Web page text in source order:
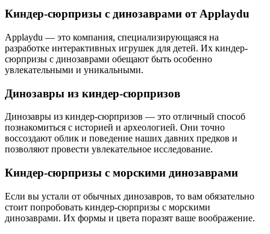
Киндер-сюрпризы с динозаврами от Applaydu
Applaydu — это компания, специализирующаяся на
разработке интерактивных игрушек для детей. Их киндер-
сюрпризы с динозаврами обещают быть особенно
увлекательными и уникальными.
Динозавры из киндер-сюрпризов
Динозавры из киндер-сюрпризов — это отличный способ
познакомиться с историей и археологией. Они точно
воссоздают облик и поведение наших давних предков и
позволяют провести увлекательное исследование.
Киндер-сюрпризы с морскими динозаврами
Если вы устали от обычных динозавров, то вам обязательно
стоит попробовать киндер-сюрпризы с морскими
динозаврами. Их формы и цвета поразят ваше воображение.